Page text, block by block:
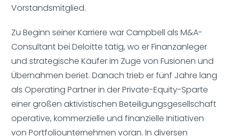
Vorstandsmitglied.
Zu Beginn seiner Karriere war Campbell als M&A-
Consultant bei Deloitte tätig, wo er Finanzanleger
und strategische Käufer im Zuge von Fusionen und
Übernahmen beriet. Danach trieb er fünf Jahre lang
als Operating Partner in der Private-Equity-Sparte
einer großen aktivistischen Beteiligungsgesellschaft
operative, kommerzielle und finanzielle Initiativen
von Portfoliounternehmen voran. In diversen